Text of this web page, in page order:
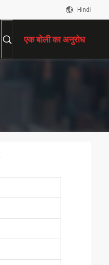
Hindi
एक बोली का अनुरोध